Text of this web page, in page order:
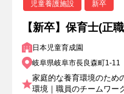
児童養護施設 新卒
【新卒】保育士(正
日本児童育成園
岐阜県岐阜市長良森町1-11
家庭的な養育環境のため
環境｜職員のチームワー